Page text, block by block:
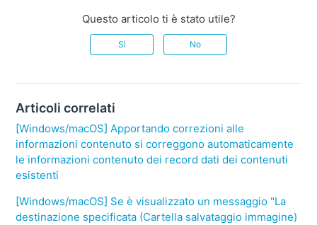
Questo articolo ti è stato utile?
Sì No
Articoli correlati
[Windows/macOS] Apportando correzioni alle
informazioni contenuto si correggono automaticamente
le informazioni contenuto dei record dati dei contenuti
esistenti
[Windows/macOS] Se è visualizzato un messaggio "La
destinazione specificata (Cartella salvataggio immagine)